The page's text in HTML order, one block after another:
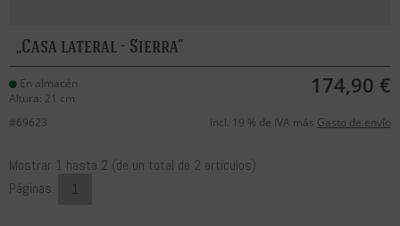
Casa lateral - Sierra
En almacén
Altura: 21 cm
174,90 €
#69623 incl. 19 % de IVA más Gasto de envío
Mostrar 1 hasta 2 (de un total de 2 artículos)
Páginas:
1